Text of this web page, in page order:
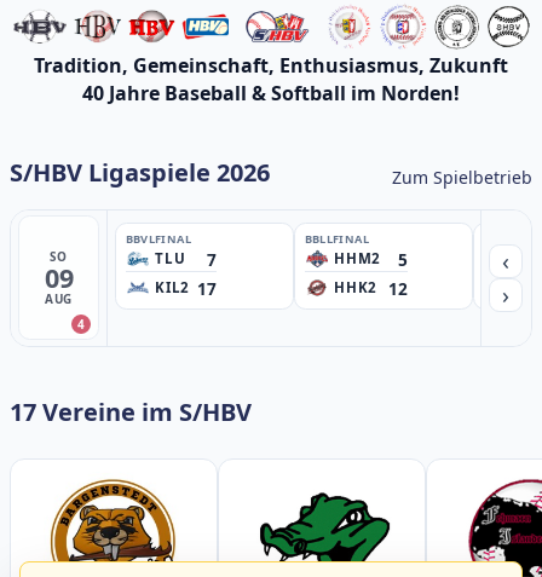
Tradition, Gemeinschaft, Enthusiasmus, Zukunft
40 Jahre Baseball & Softball im Norden!
S/HBV Ligaspiele 2026 Zum Spielbetrieb
SO
09
AUG
4
BBVLFINAL
TLU 7
KIL2 17
BBLLFINAL
HHM2 5
HHK2 12
‹
›
17 Vereine im S/HBV